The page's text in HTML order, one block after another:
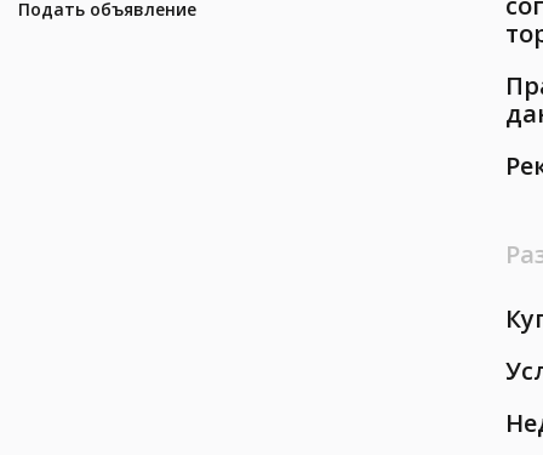
Подать объявление